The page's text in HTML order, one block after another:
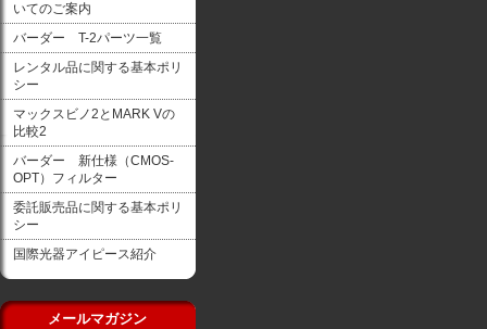
いてのご案内
バーダー T-2パーツ一覧
レンタル品に関する基本ポリ
シー
マックスビノ2とMARK Vの
比較2
バーダー 新仕様（CMOS-
OPT）フィルター
委託販売品に関する基本ポリ
シー
国際光器アイピース紹介
メールマガジン